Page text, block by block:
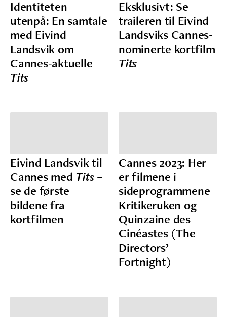
Identiteten
utenpå: En samtale
med Eivind
Landsvik om
Cannes-aktuelle
Tits
Eksklusivt: Se
traileren til Eivind
Landsviks Cannes-
nominerte kortfilm
Tits
Eivind Landsvik til
Cannes med Tits–
se de første
bildene fra
kortfilmen
Cannes 2023: Her
er filmene i
sideprogrammene
Kritikeruken og
Quinzaine des
Cinéastes (The
Directors’
Fortnight)